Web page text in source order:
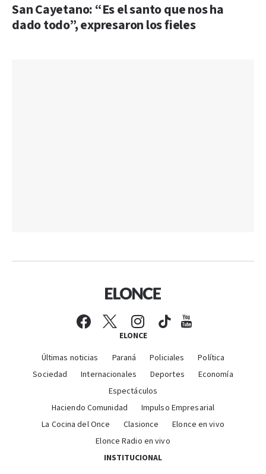
San Cayetano: “Es el santo que nos ha
dado todo”, expresaron los fieles
ELONCE
Últimas noticias Paraná Policiales
Política
Sociedad
Internacionales Deportes
Economía
Espectáculos
Haciendo Comunidad
Impulso Empresarial
La Cocina del Once
Clasionce
Elonce en vivo
Elonce Radio en vivo
INSTITUCIONAL